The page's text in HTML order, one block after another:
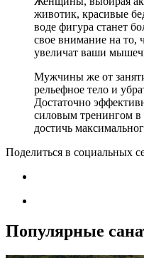
животик, красивые
воде фигура станет
свое внимание на то,
увеличат ваши
Мужчины же от
рельефное тело и
Достаточно
силовым тренингом в
достичь
Поделиться в социальных
Популярные